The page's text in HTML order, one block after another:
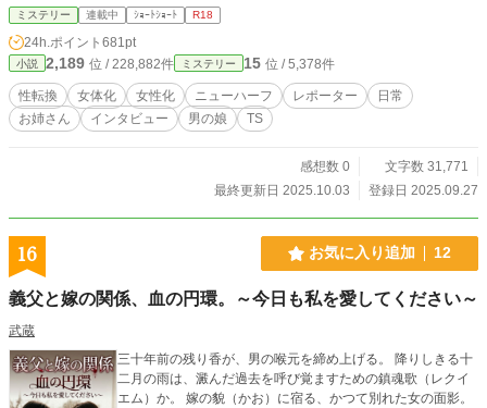
て、優しくて、少しだけエッチなインタビュー。 **『白石遥
の 女の子になったきみへインタビュー！』**は、 これまでさ
まざまな物語で“女の子にされてしまった元・男の子”たちに、
いまの気持ちをじっくり聞いていく連作シリーズです。 登場
するのは── 『牝腰クリニック♡ ──改造医・伊丹十蔵のメス
仕立てカルテ』 『天女の優香さま♡毎日ふくらむオッパイ体
験』 『隣の真希さんに、今日もまた女にされました♡』 『女
……などの本編で、すでに“女の子になってしまった”子たち。
あのあと彼女たちは──どんな服を選び、どんな声をして、ど
と、どんなエッチをしたの？」 💄 「女の子の身体、どんなふ
うに変わったの？」 💕 「誰に、いちばん“女の子らしい”って
彼ら”が── 今度は、白石遥のインタビュールームで、本音を
ミステリー 連載中 ｼｮｰﾄｼｮｰﾄ R18
24h.ポイント 681pt
小説 2,189 位 / 228,882件 ミステリー 15 位 / 5,378件
性転換 女体化 女性化 ニューハーフ レポーター
日常
お姉さん
インタビュー 男の娘 TS
感想数 0
文字数 31,771
最終更新日 2025.10.03
登録日 2025.09.27
16 お気に入り追加 12
義父と嫁の関係、血の円環。～今日も私を愛してください～
武蔵
三十年前の残り香が、男の喉元を締め上げる。 降りしきる十
二月の雨は、澱んだ過去を呼び覚ますための鎮魂歌（レクイ
エム）か。 嫁の貌（かお）に宿る、かつて別れた女の面影。